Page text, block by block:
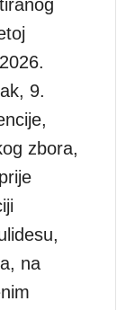
9.
zbora,
na